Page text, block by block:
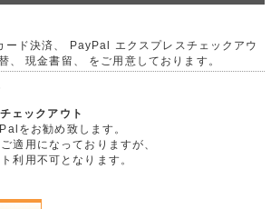
ード決済、 PayPal エクスプレスチェックアウ
、 現金書留、 をご用意しております。
ェックアウト
をお勧め致します。
適用になっておりますが、
利用不可となります。